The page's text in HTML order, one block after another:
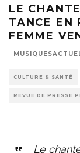
LE
TANCE EN
FEMME
CULTURE & SANTÉ
REVUE DE PRESSE
Le